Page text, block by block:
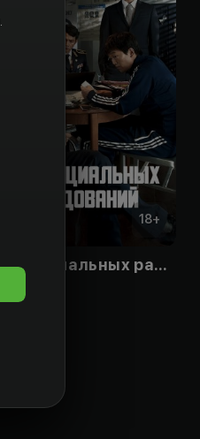
18+
Отдел специальных расследований